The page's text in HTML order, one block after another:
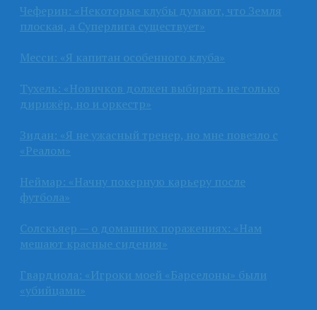
Чеферин: «Некоторые клубы думают, что Земля
плоская, а Суперлига существует»
Месси: «Я капитан особенного клуба»
Тухель: «Новичков должен выбирать не только
дирижёр, но и оркестр»
Зидан: «Я не ужасный тренер, но мне повезло с
«Реалом»
Неймар: «Начну покерную карьеру после
футбола»
Солскьяер — о домашних поражениях: «Нам
мешают красные сидения»
Гвардиола: «Игроки моей «Барселоны» были
«убийцами»